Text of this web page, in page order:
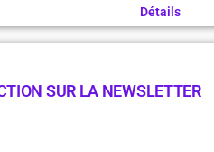
Détails
SUR LA NEWSLETTER